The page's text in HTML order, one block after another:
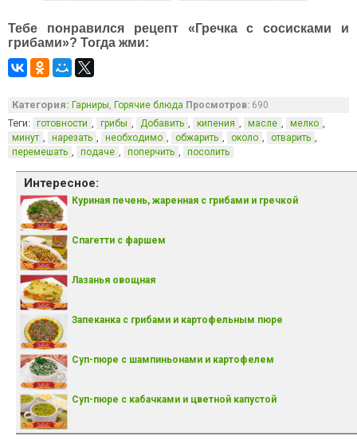
Тебе понравился рецепт «Гречка с сосисками и
грибами»? Тогда жми:
Категория: Гарниры, Горячие блюда Просмотров: 690
Теги: готовности , грибы , Добавить , кипения , масле , мелко ,
минут , нарезать , необходимо , обжарить , около , отварить ,
перемешать , подаче , поперчить , посолить
Интересное:
Куриная печень, жаренная с грибами и гречкой
Спагетти с фаршем
Лазанья овощная
Запеканка с грибами и картофельным пюре
Суп-пюре с шампиньонами и картофелем
Суп-пюре с кабачками и цветной капустой